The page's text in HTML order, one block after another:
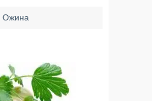
Ожина